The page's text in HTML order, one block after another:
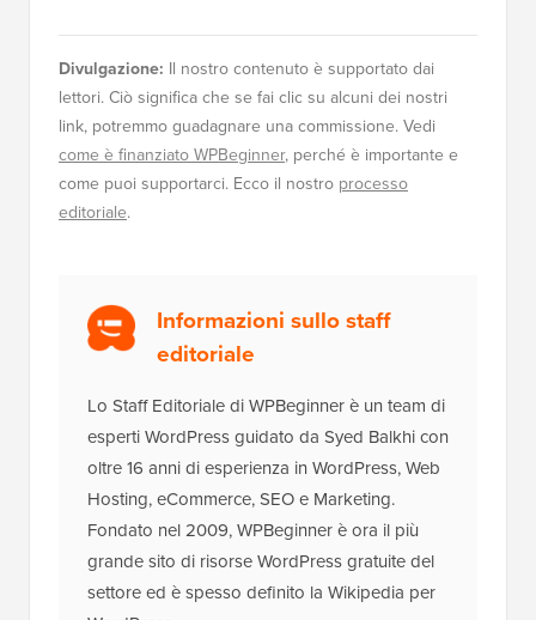
Divulgazione: Il nostro contenuto è supportato dai
lettori. Ciò significa che se fai clic su alcuni dei nostri
link, potremmo guadagnare una commissione. Vedi
come è finanziato WPBeginner, perché è importante e
come puoi supportarci. Ecco il nostro processo
editoriale.
Informazioni sullo staff
editoriale
Lo Staff Editoriale di WPBeginner è un team di
esperti WordPress guidato da Syed Balkhi con
oltre 16 anni di esperienza in WordPress, Web
Hosting, eCommerce, SEO e Marketing.
Fondato nel 2009, WPBeginner è ora il più
grande sito di risorse WordPress gratuite del
settore ed è spesso definito la Wikipedia per